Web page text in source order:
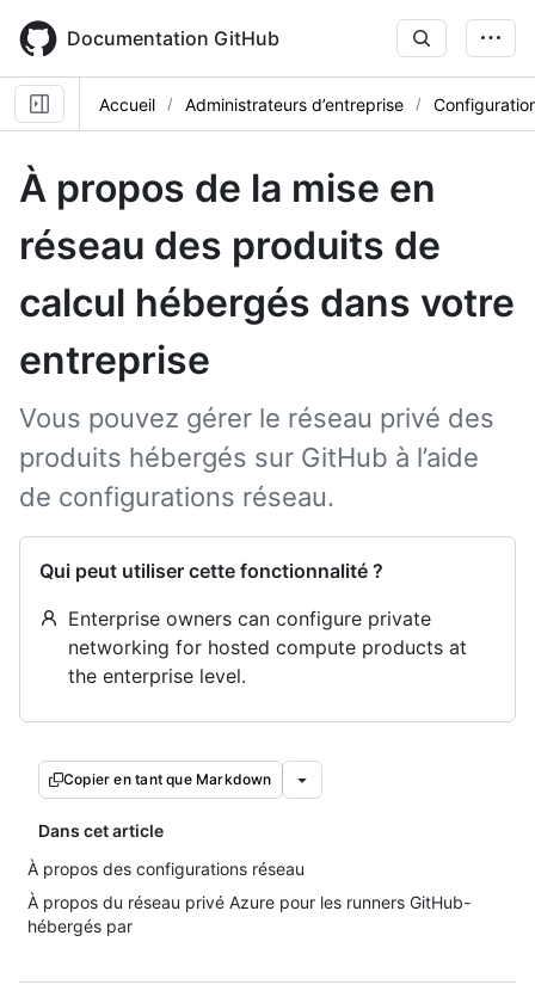
main
content
Documentation GitHub
Accueil Administrateurs d’entreprise
À propos de la mise en
réseau des produits de
calcul hébergés dans votre
entreprise
Vous pouvez gérer le réseau privé des
produits hébergés sur GitHub à l’aide
de configurations réseau.
Qui peut utiliser cette fonctionnalité ?
Enterprise owners can configure private
networking for hosted compute products at
the enterprise level.
Copier en tant que Markdown
Dans cet article
À propos des configurations réseau
À propos du réseau privé Azure pour les runners GitHub-
hébergés par